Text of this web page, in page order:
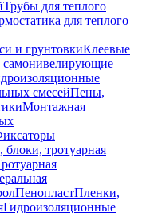
Трубы для теплого
для теплого
и грунтовкиКлеевые
смесейПены,
Монтажная
тротуарная
ПенопластПленки,
Гидроизоляционные